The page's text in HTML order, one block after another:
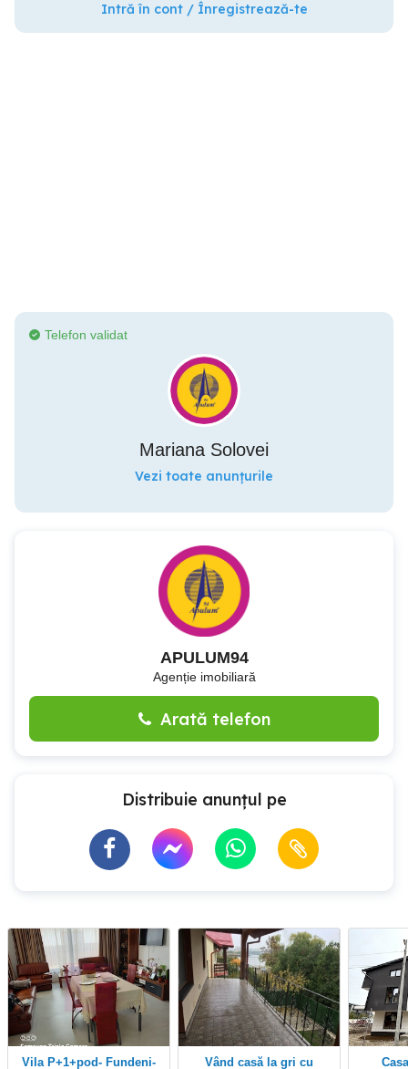
Intră în cont / Înregistrează-te
Telefon validat
Mariana Solovei
Vezi toate anunțurile
APULUM94
Agenție imobiliară
Arată telefon
Distribuie anunțul pe
Vila P+1+pod- Fundeni- Vând casă la gri cu Casa Vila P+1+M